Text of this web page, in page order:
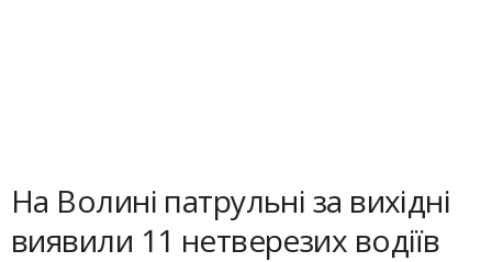
На Волині патрульні за вихідні
виявили 11 нетверезих водіїв